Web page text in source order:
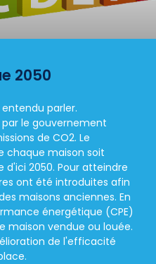
2050
parler.
le gouvernement
de CO2. Le
chaque maison soit
2050. Pour atteindre
ont été introduites afin
maisons anciennes. En
énergétique (CPE)
maison vendue ou louée.
de l'efficacité